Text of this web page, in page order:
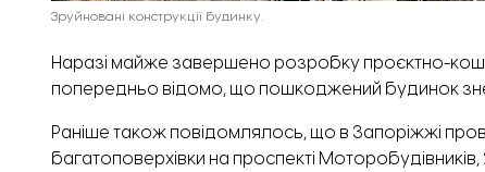
Зруйновані конструкції будинку.
Наразі майже завершено розробку проєктно-
попередньо відомо, що пошкоджений будинок
Раніше також повідомлялось, що в Запоріжжі
багатоповерхівки на проспекті Моторобудівників,